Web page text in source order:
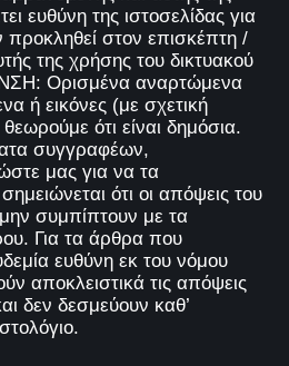
ευθύνη της ιστοσελίδας για
προκληθεί στον επισκέπτη /
της χρήσης του δικτυακού
Ορισμένα αναρτώμενα
ή εικόνες (με σχετική
ότι είναι δημόσια.
συγγραφέων,
μας για να τα
ότι οι απόψεις του
συμπίπτουν με τα
Για τα άρθρα που
ευθύνη εκ του νόμου
αποκλειστικά τις απόψεις
δεν δεσμεύουν καθ’